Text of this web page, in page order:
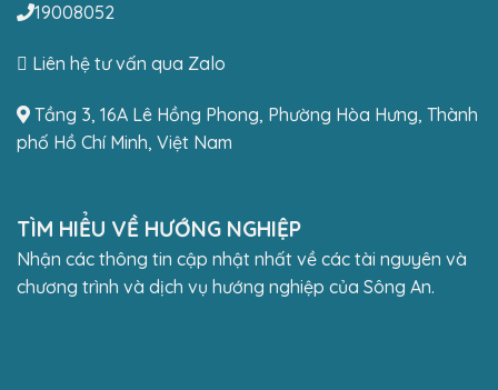
19008052
Liên hệ tư vấn qua Zalo
Tầng 3, 16A Lê Hồng Phong, Phường Hòa Hưng, Thành
phố Hồ Chí Minh, Việt Nam
TÌM HIỂU VỀ HƯỚNG NGHIỆP
Nhận các thông tin cập nhật nhất về các tài nguyên và
chương trình và dịch vụ hướng nghiệp của Sông An.